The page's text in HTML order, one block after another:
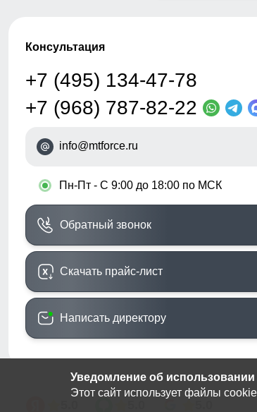
Уведомление об
Этот сайт использует файлы
Консультация
+7 (495) 134-47-78
+7 (968) 787-82-22
info@mtforce.ru
• Пн-Пт - С 9:00 до 18:00 по МСК
Обратный звонок
Скачать прайс-лист
Написать директору